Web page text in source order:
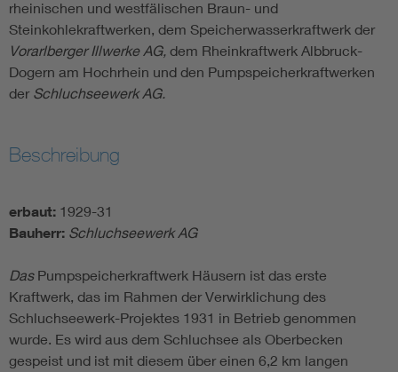
rheinischen und westfälischen Braun- und
Steinkohlekraftwerken, dem Speicherwasserkraftwerk der
Vorarlberger Illwerke AG, dem Rheinkraftwerk Albbruck-
Dogern am Hochrhein und den Pumpspeicherkraftwerken
der Schluchseewerk AG.
Beschreibung
erbaut: 1929-31
Bauherr: Schluchseewerk AG
DasPumpspeicherkraftwerk Häusern ist das erste
Kraftwerk, das im Rahmen der Verwirklichung des
Schluchseewerk-Projektes 1931 in Betrieb genommen
wurde. Es wird aus dem Schluchsee als Oberbecken
gespeist und ist mit diesem über einen 6,2 km langen